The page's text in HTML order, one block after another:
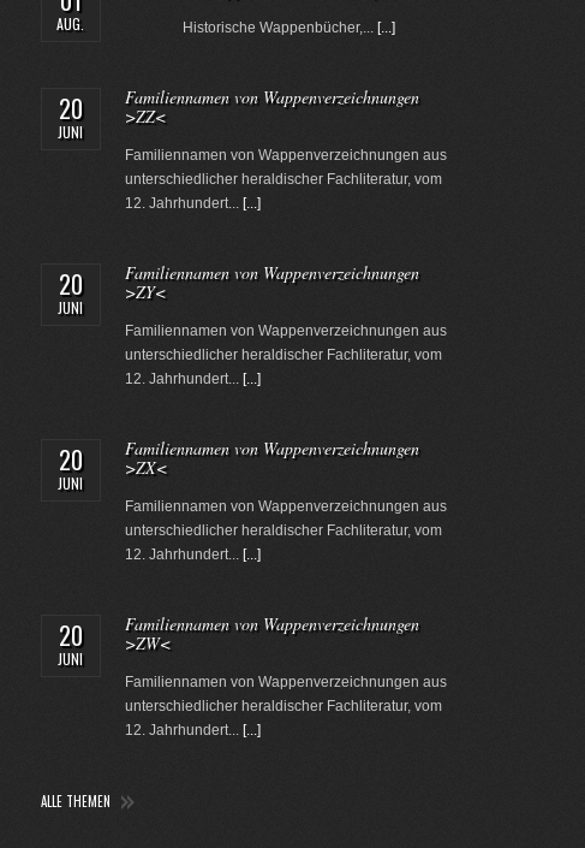
AUG. Historische Wappenbücher,... [...]
20
JUNI
Familiennamen von Wappenverzeichnungen
>ZZ<
Familiennamen von Wappenverzeichnungen aus
unterschiedlicher heraldischer Fachliteratur, vom
12. Jahrhundert... [...]
20
JUNI
Familiennamen von Wappenverzeichnungen
>ZY<
Familiennamen von Wappenverzeichnungen aus
unterschiedlicher heraldischer Fachliteratur, vom
12. Jahrhundert... [...]
20
JUNI
Familiennamen von Wappenverzeichnungen
>ZX<
Familiennamen von Wappenverzeichnungen aus
unterschiedlicher heraldischer Fachliteratur, vom
12. Jahrhundert... [...]
20
JUNI
Familiennamen von Wappenverzeichnungen
>ZW<
Familiennamen von Wappenverzeichnungen aus
unterschiedlicher heraldischer Fachliteratur, vom
12. Jahrhundert... [...]
ALLE THEMEN